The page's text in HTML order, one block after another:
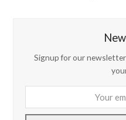
Signup for our
email